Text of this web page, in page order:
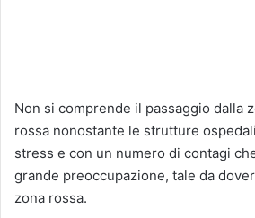
Non si comprende il passaggio dalla
rossa nonostante le strutture
stress e con un numero di contagi
grande preoccupazione, tale da
zona rossa.